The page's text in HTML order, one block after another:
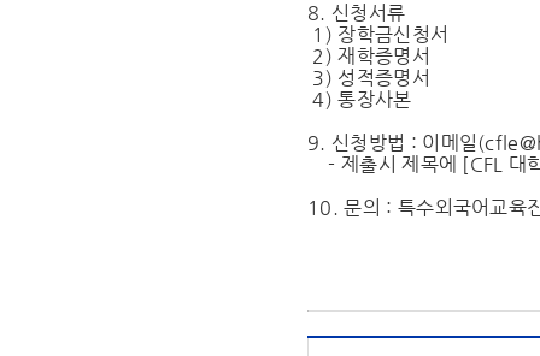
8. 신청서류
1) 장학금신청서
2) 재학증명서
3) 성적증명서
4) 통장사본
9. 신청방법 : 이메일(
- 제출시 제목에 [CFL 대
10. 문의 : 특수외국어교